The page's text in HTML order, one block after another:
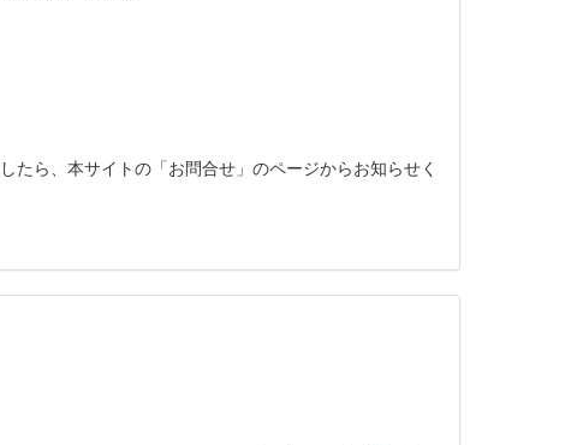
ら、本サイトの「お問合せ」のページからお知らせく